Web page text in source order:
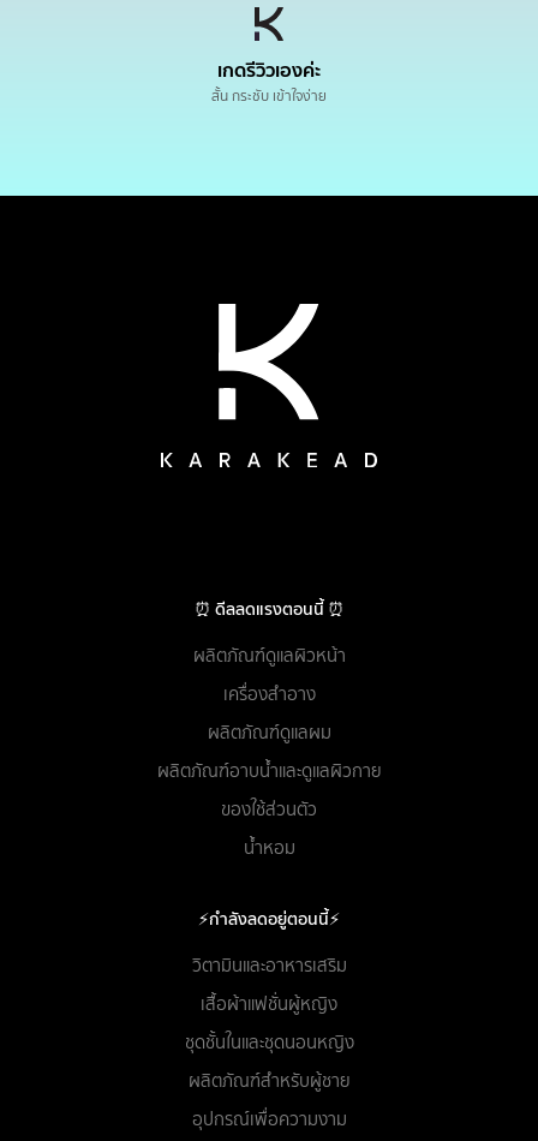
เกดรีวิวเองค่ะ
สั้น กระชับ เข้าใจง่าย
⏰ ดีลลดแรงตอนนี้ ⏰
ผลิตภัณฑ์ดูแลผิวหน้า
เครื่องสำอาง
ผลิตภัณฑ์ดูแลผม
ผลิตภัณฑ์อาบน้ำและดูแลผิวกาย
ของใช้ส่วนตัว
น้ำหอม
⚡กำลังลดอยู่ตอนนี้⚡
วิตามินและอาหารเสริม
เสื้อผ้าแฟชั่นผู้หญิง
ชุดชั้นในและชุดนอนหญิง
ผลิตภัณฑ์สำหรับผู้ชาย
อุปกรณ์เพื่อความงาม